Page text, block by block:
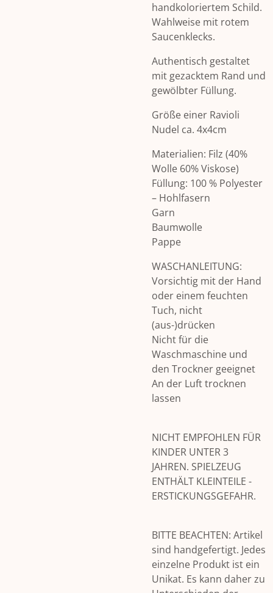
handkoloriertem Schild.
Wahlweise mit rotem
Saucenklecks.
Authentisch gestaltet
mit gezacktem Rand und
gewölbter Füllung.
Größe einer Ravioli
Nudel ca. 4x4cm
Materialien: Filz (40%
Wolle 60% Viskose)
Füllung: 100 % Polyester
– Hohlfasern
Garn
Baumwolle
Pappe
WASCHANLEITUNG:
Vorsichtig mit der Hand
oder einem feuchten
Tuch, nicht
(aus-)drücken
Nicht für die
Waschmaschine und
den Trockner geeignet
An der Luft trocknen
lassen
NICHT EMPFOHLEN FÜR
KINDER UNTER 3
JAHREN. SPIELZEUG
ENTHÄLT KLEINTEILE -
ERSTICKUNGSGEFAHR.
BITTE BEACHTEN: Artikel
sind handgefertigt. Jedes
einzelne Produkt ist ein
Unikat. Es kann daher zu